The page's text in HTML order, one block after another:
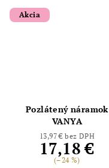
Akcia
Pozlátený náramok
VANYA
13,97 € bez DPH
17,18 €
(–24 %)